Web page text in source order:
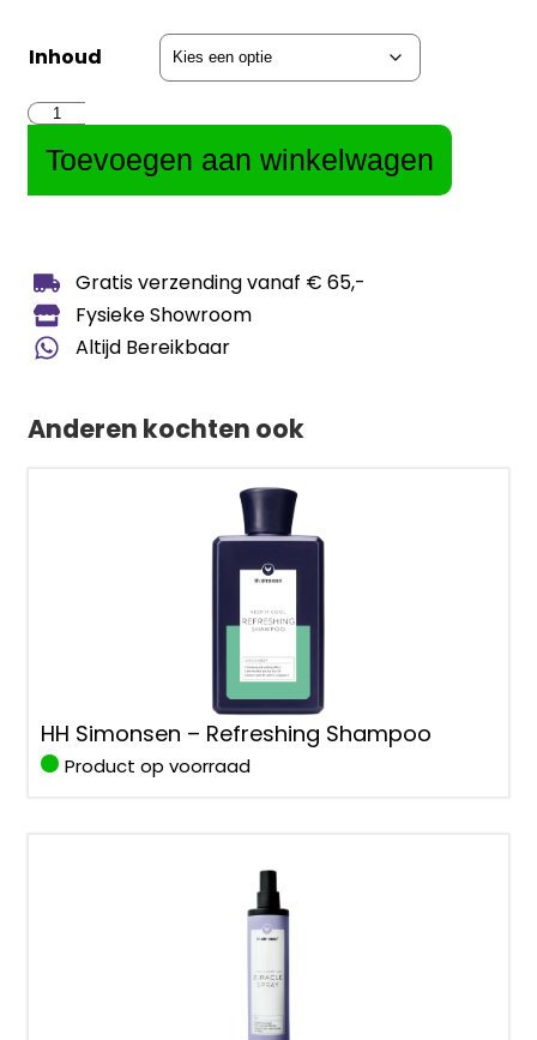
Inhoud
Toevoegen aan winkelwagen
Gratis verzending vanaf € 65,-
Fysieke Showroom
Altijd Bereikbaar
Anderen kochten ook
HH Simonsen – Refreshing Shampoo
Product op voorraad